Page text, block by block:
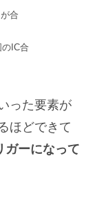
合
IC合
った要素が
ほどできて
ーになって